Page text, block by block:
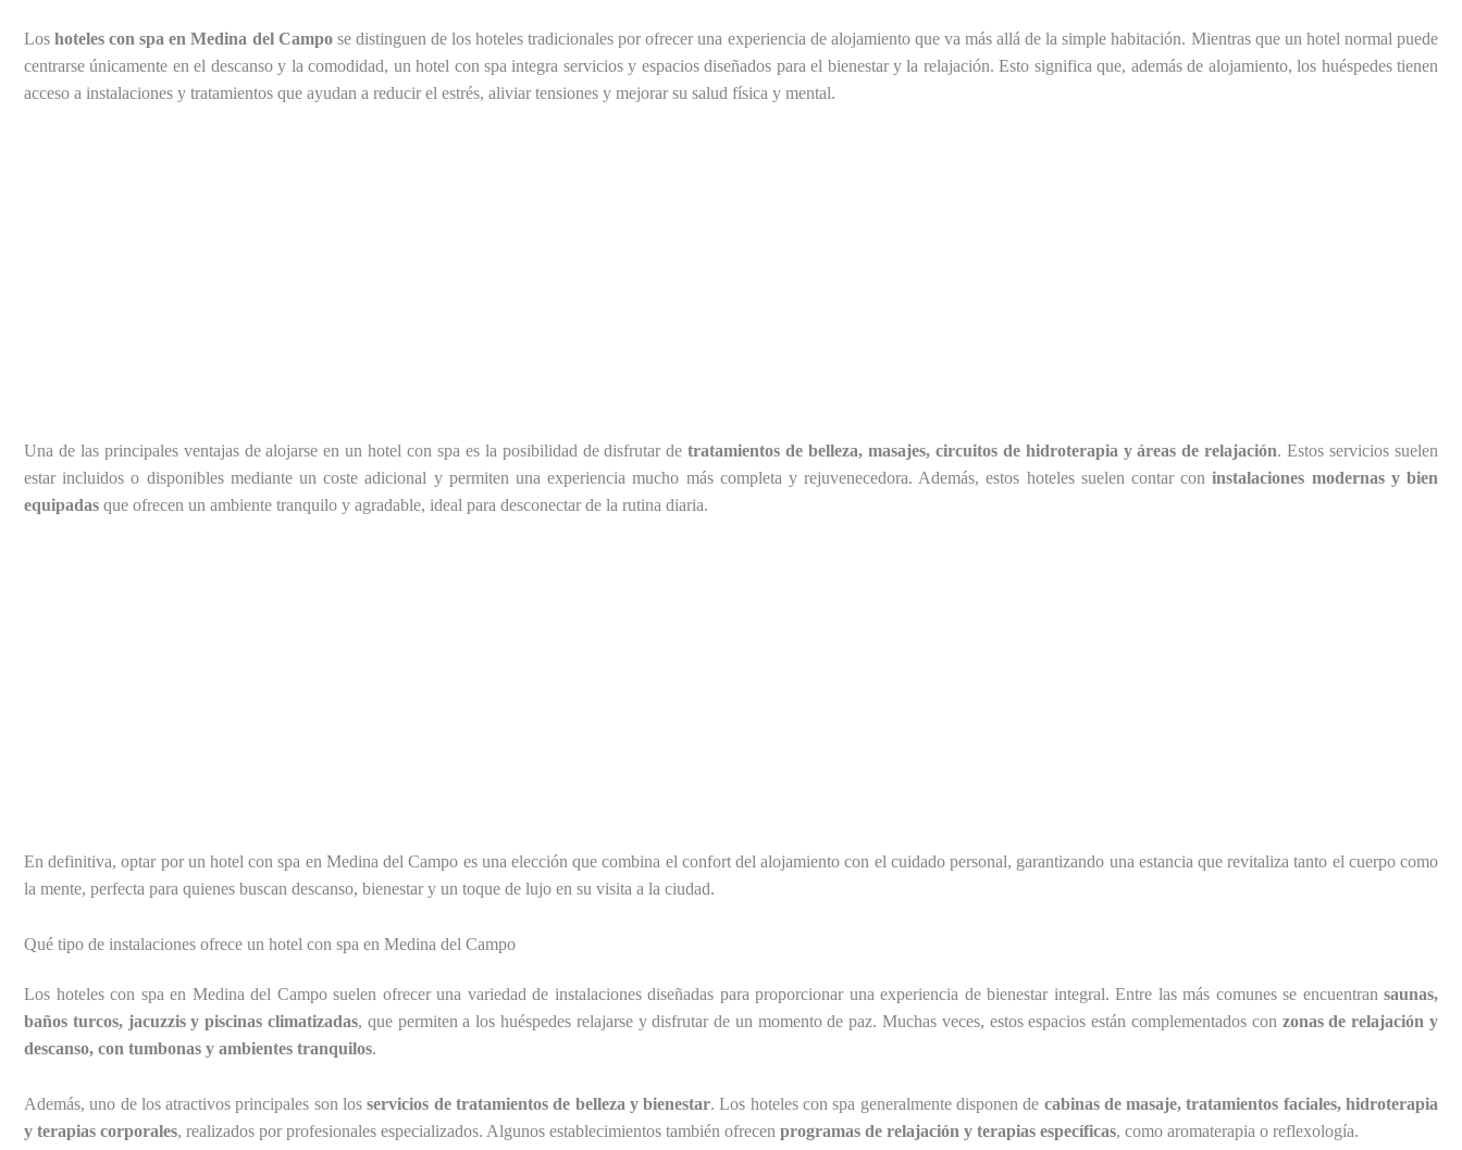
Loshoteles con spa en Medina del Campose distinguen de los hoteles tradicionales por ofrecer una experiencia de alojamiento que va más allá de la simple habitación. Mientras que un hotel normal puede
centrarse únicamente en el descanso y la comodidad, un hotel con spa integra servicios y espacios diseñados para el bienestar y la relajación. Esto significa que, además de alojamiento, los huéspedes tienen
acceso a instalaciones y tratamientos que ayudan a reducir el estrés, aliviar tensiones y mejorar su salud física y mental.
Una de las principales ventajas de alojarse en un hotel con spa es la posibilidad de disfrutar detratamientos de belleza, masajes, circuitos de hidroterapia y áreas de relajación. Estos servicios suelen
estar incluidos o disponibles mediante un coste adicional y permiten una experiencia mucho más completa y rejuvenecedora. Además, estos hoteles suelen contar coninstalaciones modernas y bien
equipadas que ofrecen un ambiente tranquilo y agradable, ideal para desconectar de la rutina diaria.
En definitiva, optar por un hotel con spa en Medina del Campo es una elección que combina el confort del alojamiento con el cuidado personal, garantizando una estancia que revitaliza tanto el cuerpo como
la mente, perfecta para quienes buscan descanso, bienestar y un toque de lujo en su visita a la ciudad.
Qué tipo de instalaciones ofrece un hotel con spa en Medina del Campo
Los hoteles con spa en Medina del Campo suelen ofrecer una variedad de instalaciones diseñadas para proporcionar una experiencia de bienestar integral. Entre las más comunes se encuentran saunas,
baños turcos, jacuzzis y piscinas climatizadas, que permiten a los huéspedes relajarse y disfrutar de un momento de paz. Muchas veces, estos espacios están complementados con zonas de relajación y
descanso, con tumbonas y ambientes tranquilos.
Además, uno de los atractivos principales son losservicios de tratamientos de belleza y bienestar. Los hoteles con spa generalmente disponen de cabinas de masaje, tratamientos faciales, hidroterapia
y terapias corporales, realizados por profesionales especializados. Algunos establecimientos también ofrecen programas de relajación y terapias específicas, como aromaterapia o reflexología.